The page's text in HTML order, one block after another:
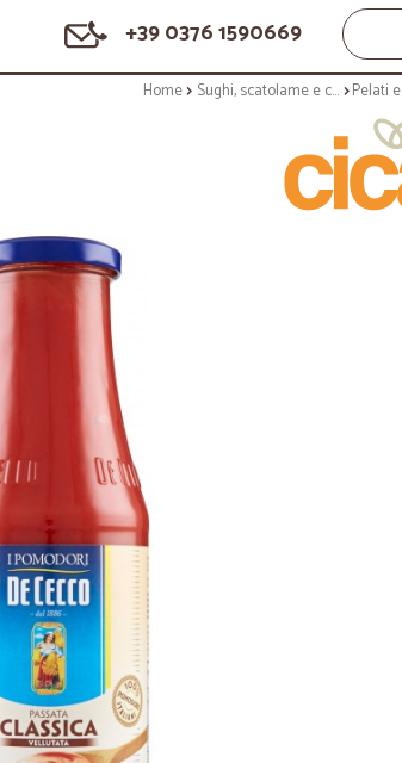
+39 0376 1590669
Home Sughi, scatolame e condimenti